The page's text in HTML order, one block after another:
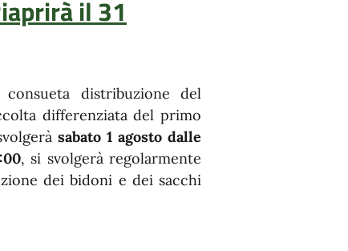
il 31
distribuzione del
differenziata del primo
sabato 1 agosto dalle
, si svolgerà regolarmente
dei bidoni e dei sacchi